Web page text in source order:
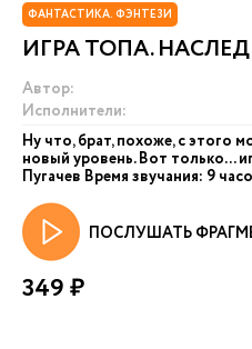
ФАНТАСТИКА. ФЭНТЕЗИ
ИГРА ТОПА.
Автор:
Исполнители:
Ну что, брат, похоже, с этого
новый уровень. Вот только...
Пугачев Время звучания: 9
ПОСЛУШАТЬ
349 ₽